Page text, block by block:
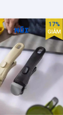
17%
GIẢM